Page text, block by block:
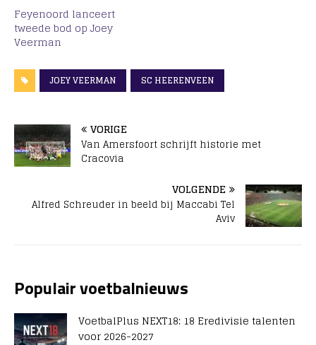
Anas Tahiri. De 26-
jarige middenvelder
Hij groeide er zelfs uit…
Feyenoord lanceert
tweede bod op Joey
Veerman
JOEY VEERMAN SC HEERENVEEN
VORIGE
Van Amersfoort schrijft historie met
Cracovia
VOLGENDE
Alfred Schreuder in beeld bij Maccabi Tel
Aviv
Populair voetbalnieuws
VoetbalPlus NEXT18: 18 Eredivisie talenten
voor 2026-2027